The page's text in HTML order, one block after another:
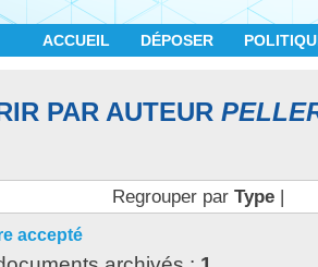
ACCUEIL DÉPOSER
PAR AUTEUR
Regrouper par Type|
accepté